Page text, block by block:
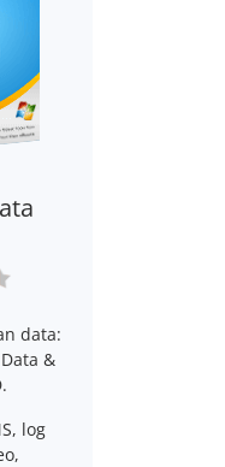
data:
&
log